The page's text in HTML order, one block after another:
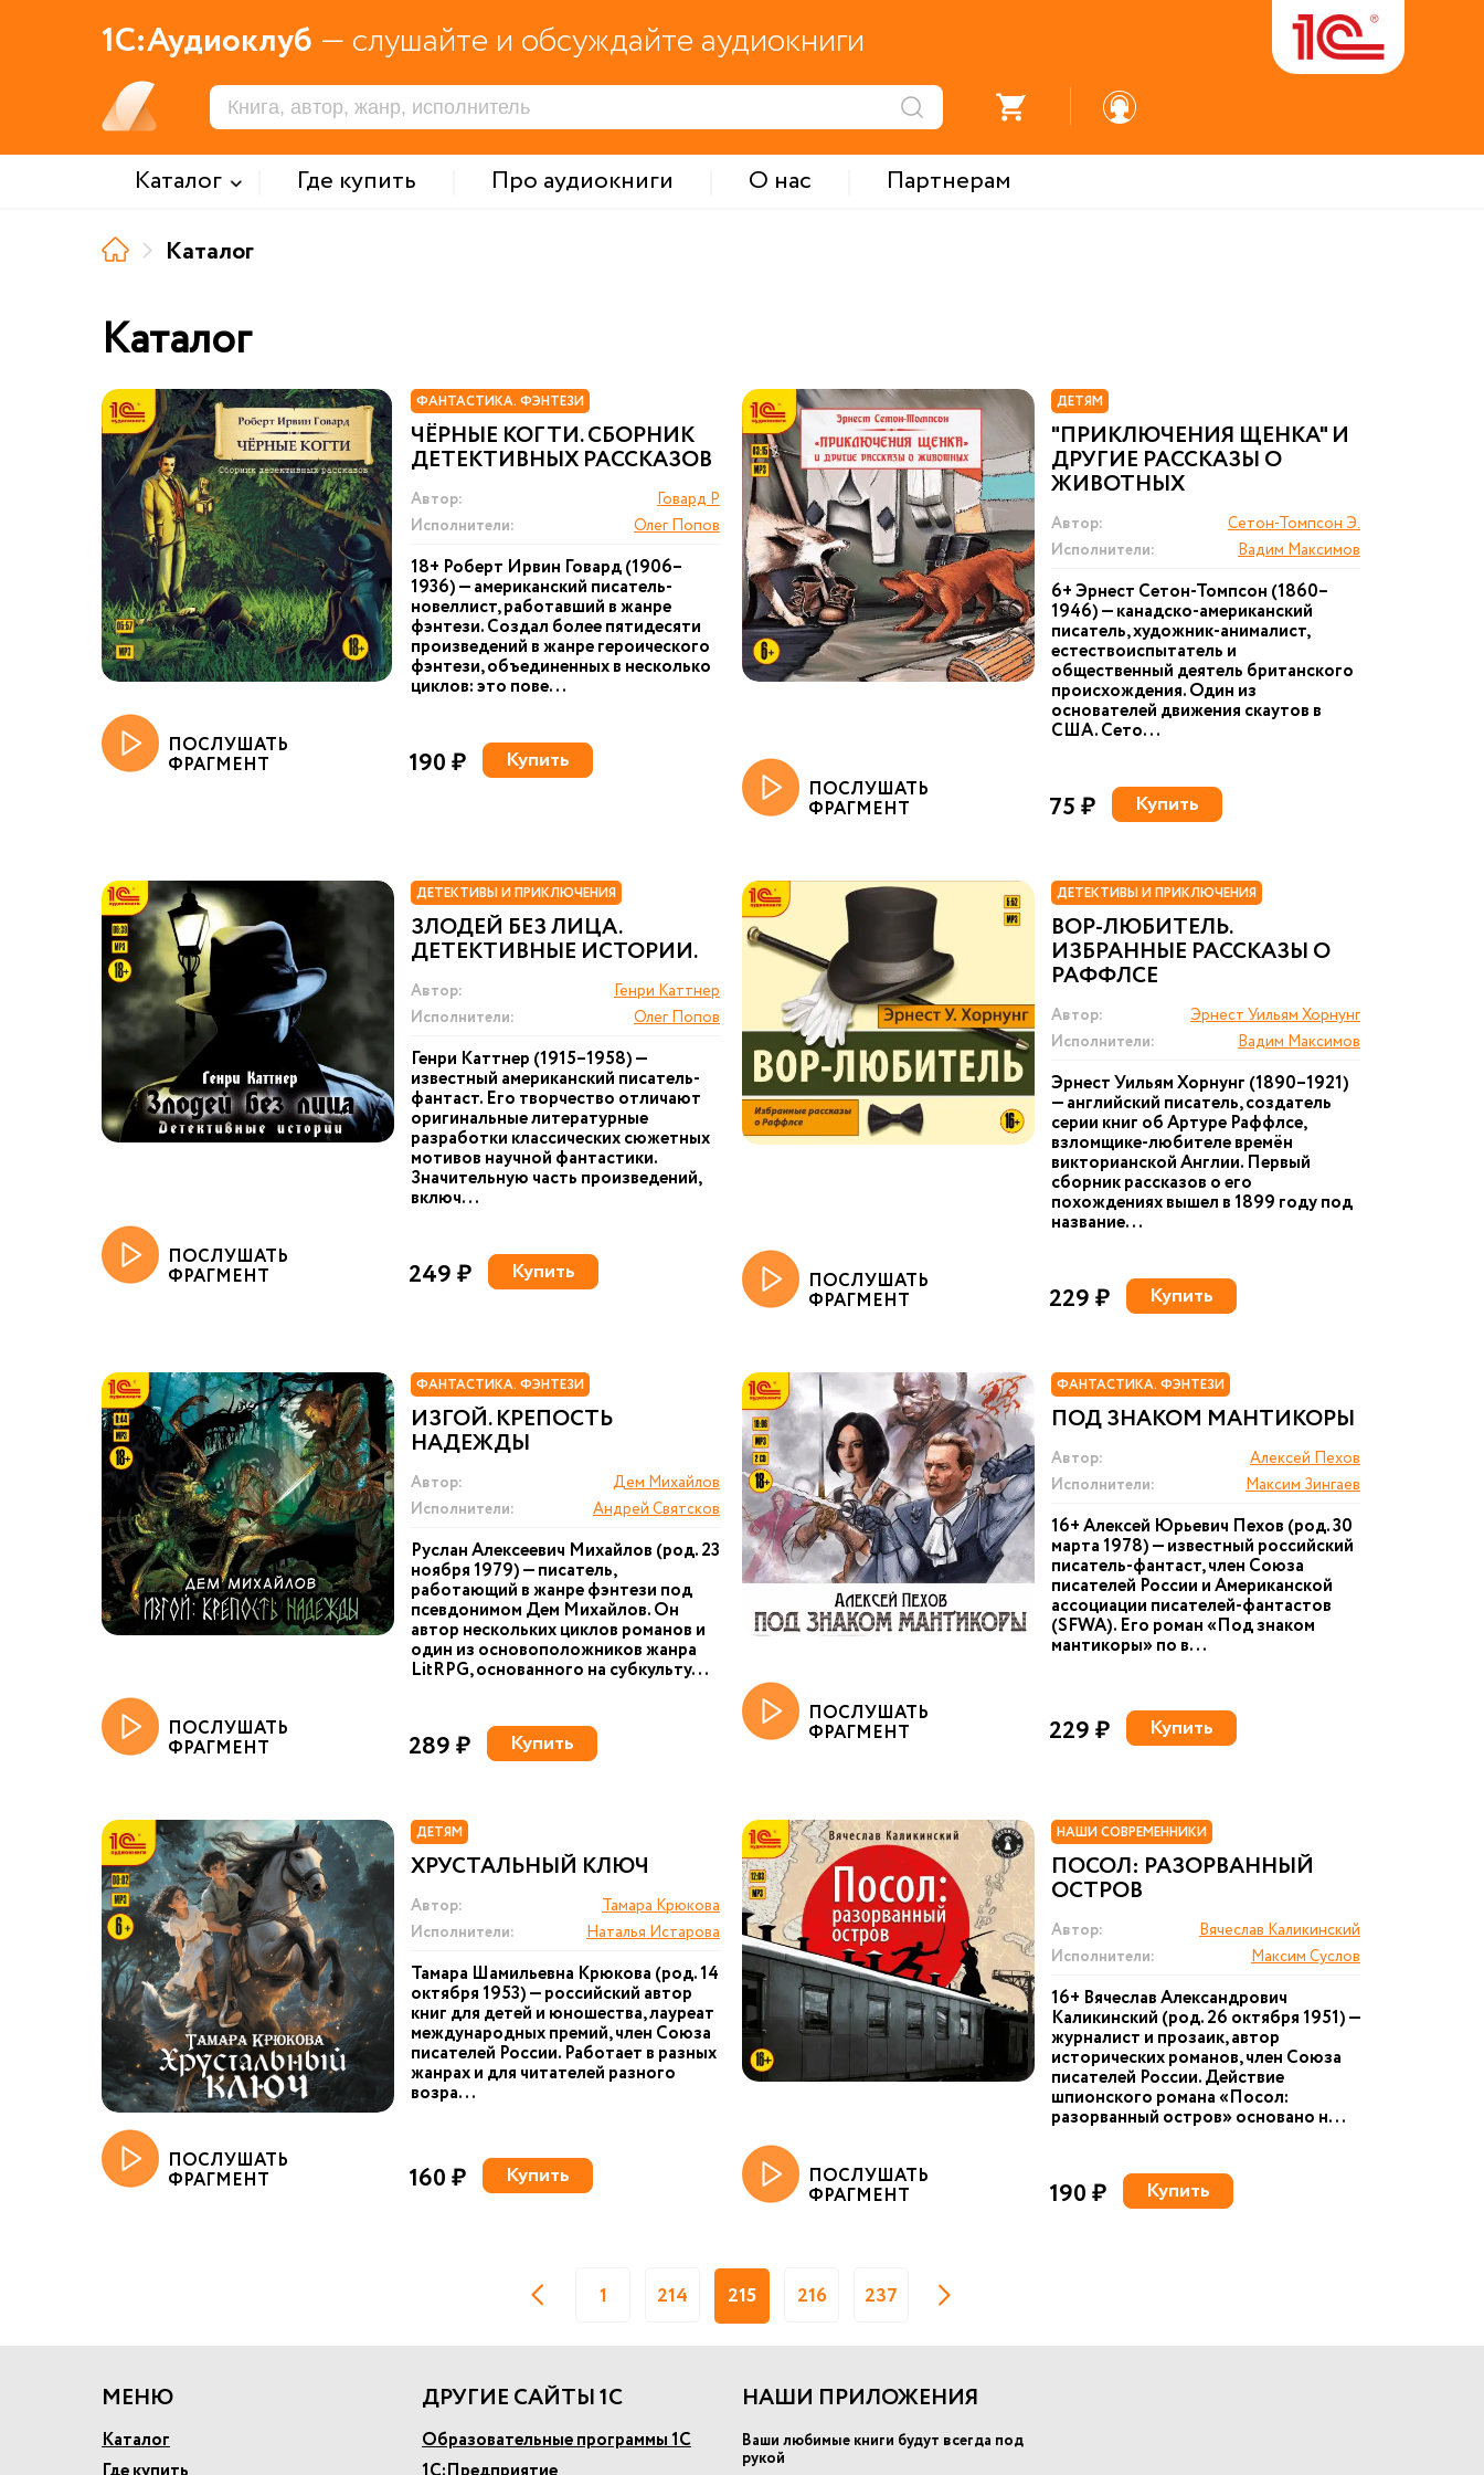
1С:Аудиоклуб — слушайте и обсуждайте аудиокниги
Каталог Где купить Про аудиокниги О нас
Партнерам
Каталог
Каталог
ФАНТАСТИКА. ФЭНТЕЗИ
ЧЁРНЫЕ КОГТИ. СБОРНИК
ДЕТЕКТИВНЫХ РАССКАЗОВ
Автор:
Говард Р
Исполнители:
Олег Попов
18+ Роберт Ирвин Говард (1906–
1936) — американский писатель-
новеллист, работавший в жанре
фэнтези. Создал более пятидесяти
произведений в жанре героического
фэнтези, объединенных в несколько
циклов: это пове...
ПОСЛУШАТЬ
ФРАГМЕНТ 190 ₽ Купить
ДЕТЯМ
"ПРИКЛЮЧЕНИЯ ЩЕНКА" И
ДРУГИЕ РАССКАЗЫ О
ЖИВОТНЫХ
Автор:
Сетон-Томпсон Э.
Исполнители:
Вадим Максимов
6+ Эрнест Сетон-Томпсон (1860–
1946) — канадско-американский
писатель, художник-анималист,
естествоиспытатель и
общественный деятель британского
происхождения. Один из
основателей движения скаутов в
США. Сето...
ПОСЛУШАТЬ
ФРАГМЕНТ 75 ₽ Купить
ДЕТЕКТИВЫ И ПРИКЛЮЧЕНИЯ
ЗЛОДЕЙ БЕЗ ЛИЦА.
ДЕТЕКТИВНЫЕ ИСТОРИИ.
Автор:
Генри Каттнер
Исполнители:
Олег Попов
Генри Каттнер (1915–1958) —
известный американский писатель-
фантаст. Его творчество отличают
оригинальные литературные
разработки классических сюжетных
мотивов научной фантастики.
Значительную часть произведений,
включ...
ПОСЛУШАТЬ
ФРАГМЕНТ 249 ₽ Купить
ДЕТЕКТИВЫ И ПРИКЛЮЧЕНИЯ
ВОР-ЛЮБИТЕЛЬ.
ИЗБРАННЫЕ РАССКАЗЫ О
РАФФЛСЕ
Автор:
Эрнест Уильям Хорнунг
Исполнители:
Вадим Максимов
Эрнест Уильям Хорнунг (1890–1921)
— английский писатель, создатель
серии книг об Артуре Раффлсе,
взломщике-любителе времён
викторианской Англии. Первый
сборник рассказов о его
похождениях вышел в 1899 году под
название...
ПОСЛУШАТЬ
ФРАГМЕНТ 229 ₽ Купить
ФАНТАСТИКА. ФЭНТЕЗИ
ИЗГОЙ. КРЕПОСТЬ
НАДЕЖДЫ
Автор:
Дем Михайлов
Исполнители:
Андрей Святсков
Руслан Алексеевич Михайлов (род. 23
ноября 1979) — писатель,
работающий в жанре фэнтези под
псевдонимом Дем Михайлов. Он
автор нескольких циклов романов и
один из основоположников жанра
LitRPG, основанного на субкульту...
ПОСЛУШАТЬ
ФРАГМЕНТ 289 ₽ Купить
ФАНТАСТИКА. ФЭНТЕЗИ
ПОД ЗНАКОМ МАНТИКОРЫ
Автор:
Алексей Пехов
Исполнители:
Максим Зингаев
16+ Алексей Юрьевич Пехов (род. 30
марта 1978) — известный российский
писатель-фантаст, член Союза
писателей России и Американской
ассоциации писателей-фантастов
(SFWA). Его роман «Под знаком
мантикоры» по в...
ПОСЛУШАТЬ
ФРАГМЕНТ 229 ₽ Купить
ДЕТЯМ
ХРУСТАЛЬНЫЙ КЛЮЧ
Автор:
Тамара Крюкова
Исполнители:
Наталья Истарова
Тамара Шамильевна Крюкова (род. 14
октября 1953) — российский автор
книг для детей и юношества, лауреат
международных премий, член Союза
писателей России. Работает в разных
жанрах и для читателей разного
возра...
ПОСЛУШАТЬ
ФРАГМЕНТ 160 ₽ Купить
НАШИ СОВРЕМЕННИКИ
ПОСОЛ: РАЗОРВАННЫЙ
ОСТРОВ
Автор:
Вячеслав Каликинский
Исполнители:
Максим Суслов
16+ Вячеслав Александрович
Каликинский (род. 26 октября 1951) —
журналист и прозаик, автор
исторических романов, член Союза
писателей России. Действие
шпионского романа «Посол:
разорванный остров» основано н...
ПОСЛУШАТЬ
ФРАГМЕНТ 190 ₽ Купить
1 214 215 216 237
МЕНЮ
Каталог
ДРУГИЕ САЙТЫ 1С
Образовательные программы 1С
НАШИ ПРИЛОЖЕНИЯ
Ваши любимые книги будут всегда под
рукой